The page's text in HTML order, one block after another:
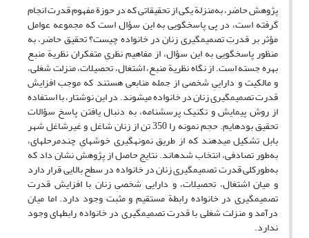
پژوهش حاضر، به‌منزلة یکی از تحقیقاتی که در حوزة مفهوم قدرت انجام
گرفته است، در پی پاسخگویی به این سؤال است که مجموعه عوامل
مؤثر بر قدرتِ تصمیم‏گیری زنان در خانواده چیست؟ تحقیق حاضر، به
منظور پاسخگویی به این سؤال، از مفاهیم نظریِ متفکران نظریة منبع
بهره جسته است. از نگاه نظریة منبع، اشتغال، تحصیلات، منزلت شغلی،
و مالکیت و داراییِ شخصی از جمله منابعی هستند که موجب افزایش
قدرت تصمیم‏گیری زنان در خانواده می‏شوند. در این نوشتار، با استفاده
از روش پیمایش و تکنیک پرسشنامه، به دنبال یافتن پاسخ سؤالات
تحقیق بوده‏ایم. حجم نمونه را 350 تن از زنان شاغل و غیرشاغل شهر
بابل تشکیل می‏دهند که از طریق نمونه‏گیری خوشه‏ایِ چندمرحله‏ای،
به‌طور تصادفی، انتخاب شده‏اند. نتایج حاصل از پژوهش نشان داد که
به‌طورکلی قدرت تصمیم‏گیری زنان در خانواده در سطح بالایی قرار دارد
و میان اشتغال، تحصیلات، و دارایی شخصیِ زنان با افزایش قدرت
تصمیم‏گیری در خانواده رابطة مستقیم و مثبت وجود دارد. اما میان
درآمد و منزلت شغلی با قدرت تصمیم‏گیری در خانواده رابطه‏ای وجود
ندارد.